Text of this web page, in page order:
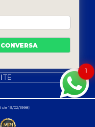
19/02/1998)
1